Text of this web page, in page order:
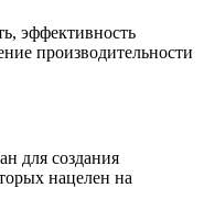
эффективность
производительности
для создания
нацелен на